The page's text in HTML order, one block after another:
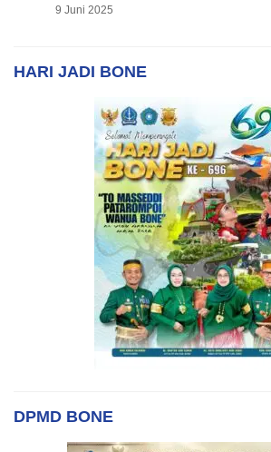
9 Juni 2025
HARI JADI BONE
DPMD BONE